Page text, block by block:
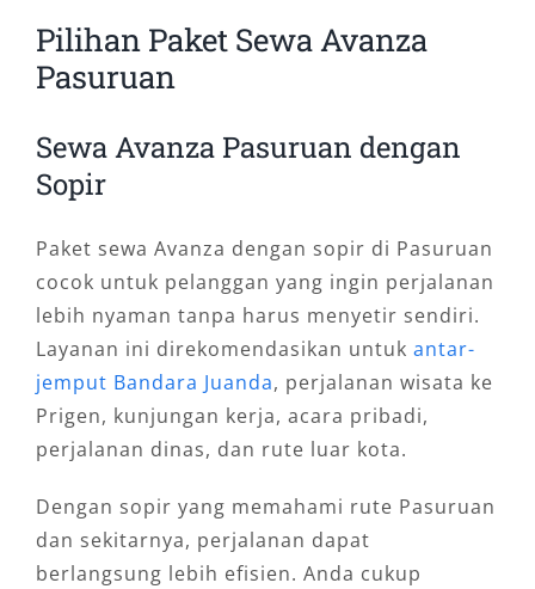
Pilihan Paket Sewa Avanza
Pasuruan
Sewa Avanza Pasuruan dengan
Sopir
Paket sewa Avanza dengan sopir di Pasuruan
cocok untuk pelanggan yang ingin perjalanan
lebih nyaman tanpa harus menyetir sendiri.
Layanan ini direkomendasikan untuk antar-
jemput Bandara Juanda, perjalanan wisata ke
Prigen, kunjungan kerja, acara pribadi,
perjalanan dinas, dan rute luar kota.
Dengan sopir yang memahami rute Pasuruan
dan sekitarnya, perjalanan dapat
berlangsung lebih efisien. Anda cukup